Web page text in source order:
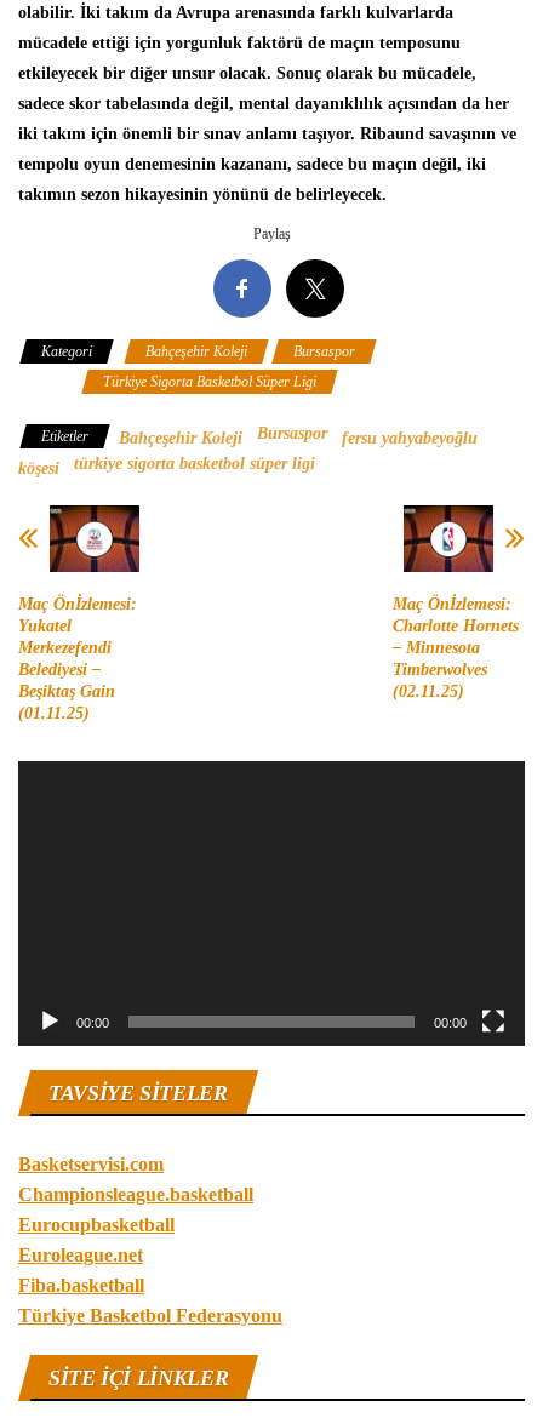
olabilir. İki takım da Avrupa arenasında farklı kulvarlarda
mücadele ettiği için yorgunluk faktörü de maçın temposunu
etkileyecek bir diğer unsur olacak. Sonuç olarak bu mücadele,
sadece skor tabelasında değil, mental dayanıklılık açısından da her
iki takım için önemli bir sınav anlamı taşıyor. Ribaund savaşının ve
tempolu oyun denemesinin kazananı, sadece bu maçın değil, iki
takımın sezon hikayesinin yönünü de belirleyecek.
Paylaş
Kategori Bahçeşehir Koleji Bursaspor
Türkiye Sigorta Basketbol Süper Ligi
Etiketler Bahçeşehir Koleji Bursaspor
fersu yahyabeyoğlu
köşesi
türkiye sigorta basketbol süper ligi
Maç Önİzlemesi:
Yukatel
Merkezefendi
Belediyesi –
Beşiktaş Gain
(01.11.25)
Maç Önİzlemesi:
Charlotte Hornets
– Minnesota
Timberwolves
(02.11.25)
00:00 00:00
TAVSIYE SITELER
Basketservisi.com
Championsleague.basketball
Eurocupbasketball
Euroleague.net
Fiba.basketball
Türkiye Basketbol Federasyonu
SITE IÇI LINKLER